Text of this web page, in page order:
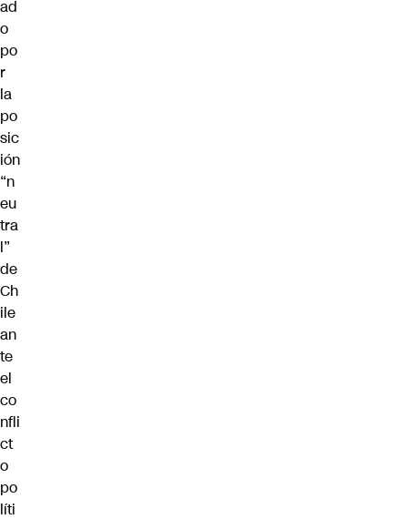
ad
o
po
r
la
po
sic
ión
“n
eu
tra
l”
de
Ch
ile
an
te
el
co
nfli
ct
o
po
líti